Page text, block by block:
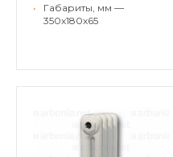
•
Габариты, мм —
350x180x65